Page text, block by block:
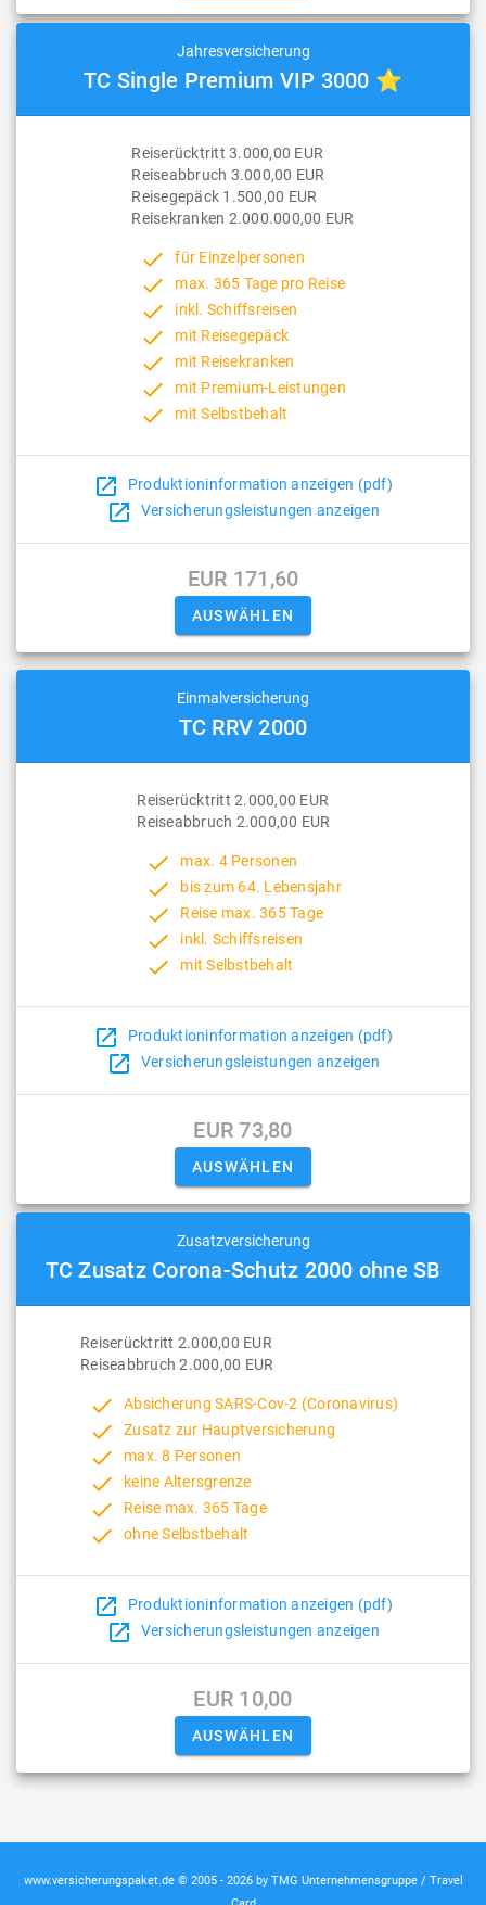
Jahresversicherung
TC Single Premium VIP 3000 ⭐
Reiserücktritt 3.000,00 EUR
Reiseabbruch 3.000,00 EUR
Reisegepäck 1.500,00 EUR
Reisekranken 2.000.000,00 EUR
done für Einzelpersonen
done max. 365 Tage pro Reise
done inkl. Schiffsreisen
done mit Reisegepäck
done mit Reisekranken
done mit Premium-Leistungen
done mit Selbstbehalt
open_in_new Produktioninformation anzeigen (pdf)
open_in_new Versicherungsleistungen anzeigen
EUR 171,60
Einmalversicherung
TC RRV 2000
Reiserücktritt 2.000,00 EUR
Reiseabbruch 2.000,00 EUR
done max. 4 Personen
done bis zum 64. Lebensjahr
done Reise max. 365 Tage
done inkl. Schiffsreisen
done mit Selbstbehalt
open_in_new Produktioninformation anzeigen (pdf)
open_in_new Versicherungsleistungen anzeigen
EUR 73,80
Zusatzversicherung
TC Zusatz Corona-Schutz 2000 ohne SB
Reiserücktritt 2.000,00 EUR
Reiseabbruch 2.000,00 EUR
done Absicherung SARS-Cov-2 (Coronavirus)
done Zusatz zur Hauptversicherung
done max. 8 Personen
done keine Altersgrenze
done Reise max. 365 Tage
done ohne Selbstbehalt
open_in_new Produktioninformation anzeigen (pdf)
open_in_new Versicherungsleistungen anzeigen
EUR 10,00
www.versicherungspaket.de © 2005 - 2026 by TMG Unternehmensgruppe / Travel